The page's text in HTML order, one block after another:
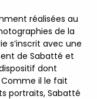
réalisées au
de la
s’inscrit avec une
de Sabatté et
dont
il le fait
portraits, Sabatté